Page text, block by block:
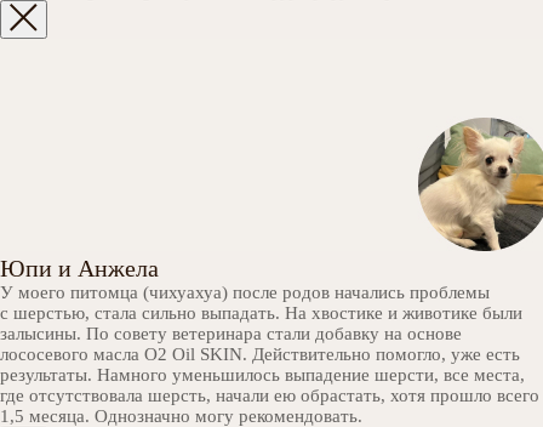
Юпи и Анжела
У моего питомца (чихуахуа) после родов начались проблемы
с шерстью, стала сильно выпадать. На хвостике и животике были
залысины. По совету ветеринара стали добавку на основе
лососевого масла О2 Oil SKIN. Действительно помогло, уже есть
результаты. Намного уменьшилось выпадение шерсти, все места,
где отсутствовала шерсть, начали ею обрастать, хотя прошло всего
1,5 месяца. Однозначно могу рекомендовать.